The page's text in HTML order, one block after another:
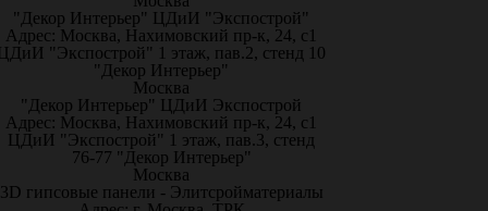
"Декор Интерьер" ЦДиИ "Экспострой"
Адрес: Москва, Нахимовский пр-к, 24, с1
"Экспострой" 1 этаж, пав.2, стенд 10
"Декор Интерьер"
Москва
"Декор Интерьер" ЦДиИ Экспострой
Адрес: Москва, Нахимовский пр-к, 24, с1
ЦДиИ "Экспострой" 1 этаж, пав.3, стенд
76-77 "Декор Интерьер"
Москва
3D гипсовые панели - Элитсройматериалы